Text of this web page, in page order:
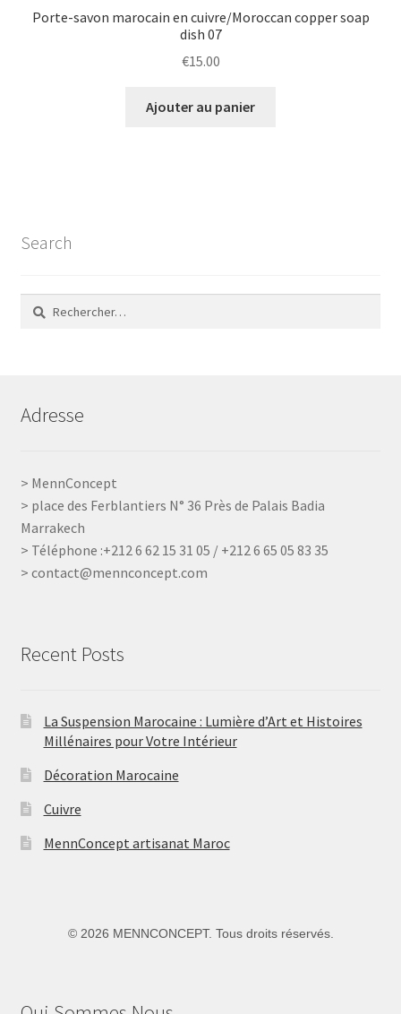
Porte-savon marocain en cuivre/Moroccan copper soap
dish 07
€15.00
Ajouter au panier
Search
Rechercher :
Adresse
> MennConcept
> place des Ferblantiers N° 36 Près de Palais Badia
Marrakech
> Téléphone :+212 6 62 15 31 05 / +212 6 65 05 83 35
> contact@mennconcept.com
Recent Posts
La Suspension Marocaine : Lumière d’Art et Histoires
Millénaires pour Votre Intérieur
Décoration Marocaine
Cuivre
MennConcept artisanat Maroc
© 2026 MENNCONCEPT. Tous droits réservés.